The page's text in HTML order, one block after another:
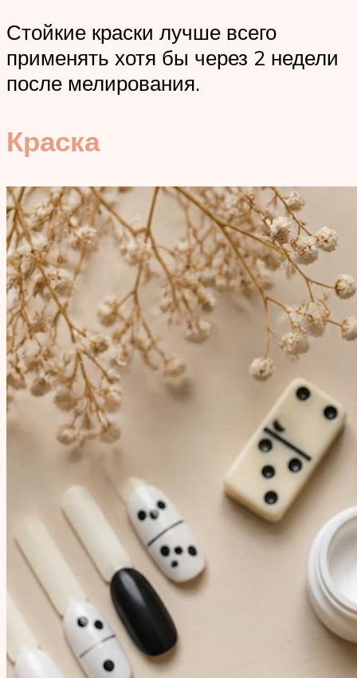
Стойкие краски лучше всего
применять хотя бы через 2 недели
после мелирования.
Краска